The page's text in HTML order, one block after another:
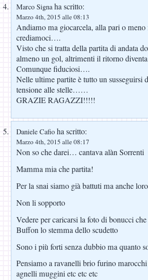
Marco Signaha scritto:
Marzo 4th, 2015 alle 08:13
Andiamo ma giocarcela, alla pari o
crediamoci….
Visto che si tratta della partita di andata
almeno un gol, altrimenti il ritorno
Comunque fiduciosi….
Nelle ultime partite è tutto un susseguirsi
tensione alle stelle……
GRAZIE RAGAZZI!!!!!
Daniele Cafio ha scritto:
Marzo 4th, 2015 alle 08:17
Non so che darei… cantava alàn Sorrenti
Mamma mia che partita!
Per la snai siamo già battuti ma anche
Non li sopporto
Vedere per caricarsi la foto di bonucci
Buffon lo stemma dello scudetto
Sono i più forti senza dubbio ma quanto
Pensiamo a ravanelli brio furino
agnelli muggini etc etc etc